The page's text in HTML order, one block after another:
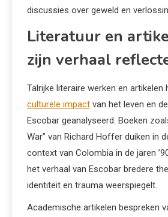
discussies over geweld en
Literatuur en
zijn verhaal
Talrijke literaire werken en artikelen
culturele impact van het leven en
Escobar geanalyseerd. Boeken
War” van Richard Hoffer duiken in
context van Colombia in de jaren
het verhaal van Escobar bredere
identiteit en trauma weerspiegelt.
Academische artikelen bespreken